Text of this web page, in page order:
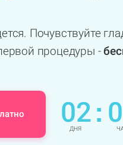
02:
ДНЯ
Почувствуйте
процедуры -